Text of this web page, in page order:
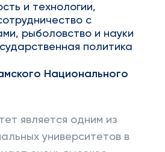
и технологии,
с
рыболовство и науки
политика
Национального
является одним из
университетов в